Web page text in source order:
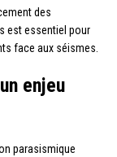
des
est essentiel pour
face aux séismes.
enjeu
parasismique